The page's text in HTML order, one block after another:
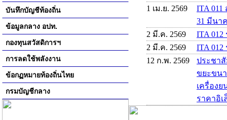
บันทึกบัญชีท้องถิ่น
ข้อมูลกลาง อปท.
กองทุนสวัสดิการฯ
การลดใช้พลังงาน
ข้อกฏหมายท้องถิ่นไทย
กรมบัญชีกลาง
1 เม.ย. 2569
ITA
31 มีนา
2 มี.ค. 2569
ITA
2 มี.ค. 2569
ITA
12 ก.พ. 2569
ประชา
ขยะขน
เครื่อง
ราคาอิเ